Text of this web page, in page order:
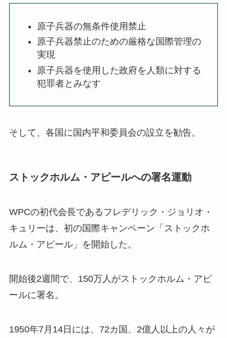
原子兵器の無条件使用禁止
原子兵器禁止のための厳格な国際管理の
実現
原子兵器を使用した政府を人類に対する
犯罪者とみなす
そして、各国に国内平和委員会の設立を勧告。
ストックホルム・アピールへの署名運動
WPCの初代会長であるフレデリック・ジョリオ・
キュリーは、初の国際キャンペーン「ストックホ
ルム・アピール」を開始した。
開始後2週間で、150万人がストックホルム・アピ
ールに署名。
1950年7月14日には、72カ国、2億人以上の人々が